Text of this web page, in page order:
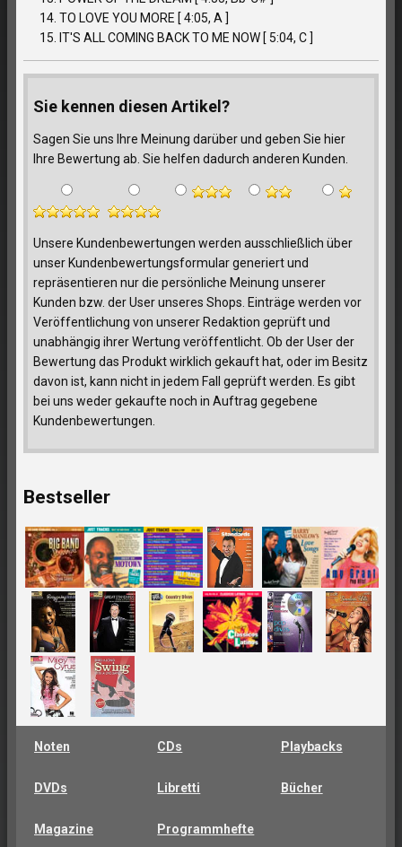
TO LOVE YOU MORE [ 4:05, A ]
IT'S ALL COMING BACK TO ME NOW [ 5:04, C ]
Sie kennen diesen Artikel?
Sagen Sie uns Ihre Meinung darüber und geben Sie hier
Ihre Bewertung ab. Sie helfen dadurch anderen Kunden.
Unsere Kundenbewertungen werden ausschließlich über
unser Kundenbewertungsformular generiert und
repräsentieren nur die persönliche Meinung unserer
Kunden bzw. der User unseres Shops. Einträge werden vor
Veröffentlichung von unserer Redaktion geprüft und
unabhängig ihrer Wertung veröffentlicht. Ob der User der
Bewertung das Produkt wirklich gekauft hat, oder im Besitz
davon ist, kann nicht in jedem Fall geprüft werden. Es gibt
bei uns weder gekaufte noch in Auftrag gegebene
Kundenbewertungen.
Bestseller
Noten CDs Playbacks
DVDs Libretti Bücher
Magazine Programmhefte